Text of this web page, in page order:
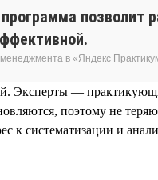
позволит
в «Яндекс
Эксперты —
поэтому не
к систематизации и